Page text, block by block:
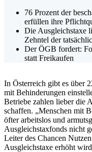
76 Prozent der
erfüllen ihre
Die Ausgleichstaxe
Zehntel der
Der ÖGB fordert:
statt Freikaufen
In Österreich gibt es über
mit Behinderungen
Betriebe zahlen lieber die
schaffen. „Menschen mit
öfter arbeitslos und
Ausgleichstaxfonds nicht
Leiter des Chancen
Ausgleichstaxe erhöht